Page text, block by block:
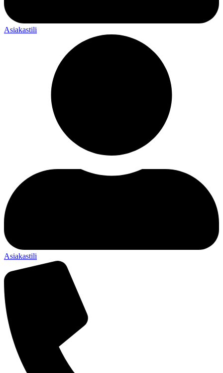
Asiakastili
Asiakastili